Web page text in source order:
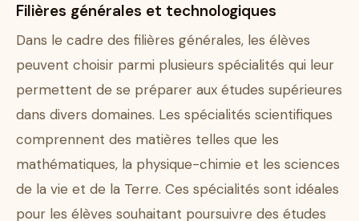
Filières générales et technologiques
Dans le cadre des filières générales, les élèves
peuvent choisir parmi plusieurs spécialités qui leur
permettent de se préparer aux études supérieures
dans divers domaines. Les spécialités scientifiques
comprennent des matières telles que les
mathématiques, la physique-chimie et les sciences
de la vie et de la Terre. Ces spécialités sont idéales
pour les élèves souhaitant poursuivre des études